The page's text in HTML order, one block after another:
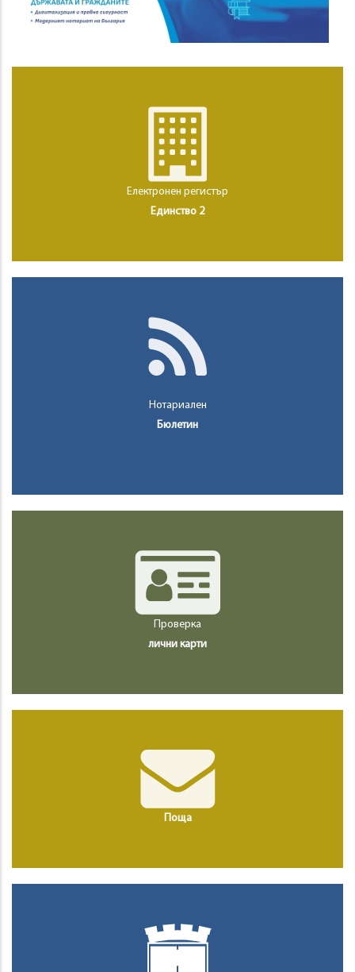
Електронен регистър
Единство 2
Нотариален
Бюлетин
Проверка
лични карти
Поща